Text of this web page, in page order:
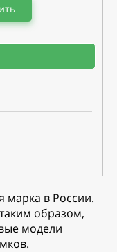
марка в России.
образом,
модели